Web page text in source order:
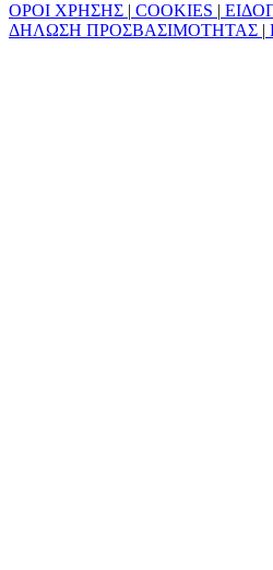
ΟΡΟΙ ΧΡΗΣΗΣ | COOKIES |
ΔΗΛΩΣΗ ΠΡΟΣΒΑΣΙΜΟΤΗΤΑΣ |